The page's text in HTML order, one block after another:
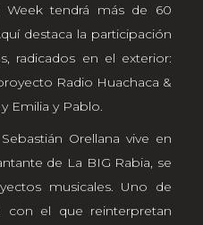
Week tendrá más de 60
destaca la participación
radicados en el exterior:
Radio Huachaca &
Emilia y Pablo.
Orellana vive en
de La BIG Rabia, se
musicales. Uno de
, con el que reinterpretan